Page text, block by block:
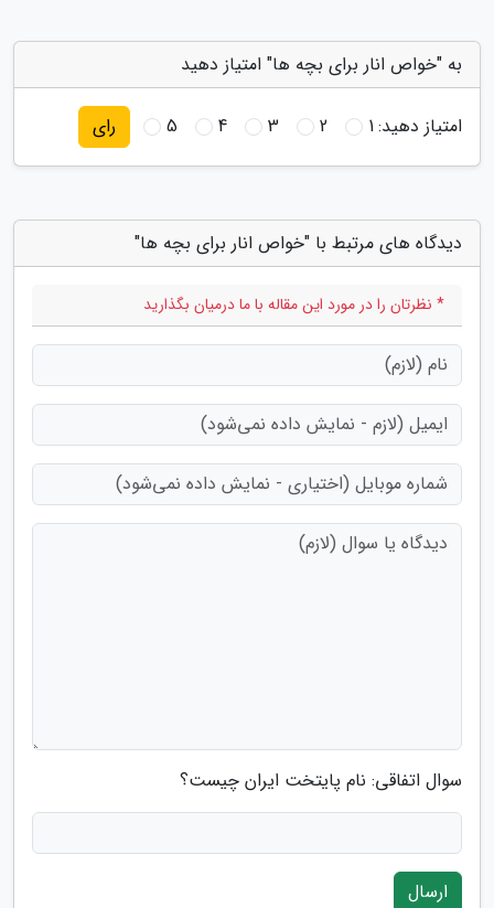
به "خواص انار برای بچه ها" امتیاز دهید
امتیاز دهید:1
2
3
4
5 رای
دیدگاه های مرتبط با "خواص انار برای بچه ها"
* نظرتان را در مورد این مقاله با ما درمیان بگذارید
سوال اتفاقی: نام پایتخت ایران چیست؟
ارسال